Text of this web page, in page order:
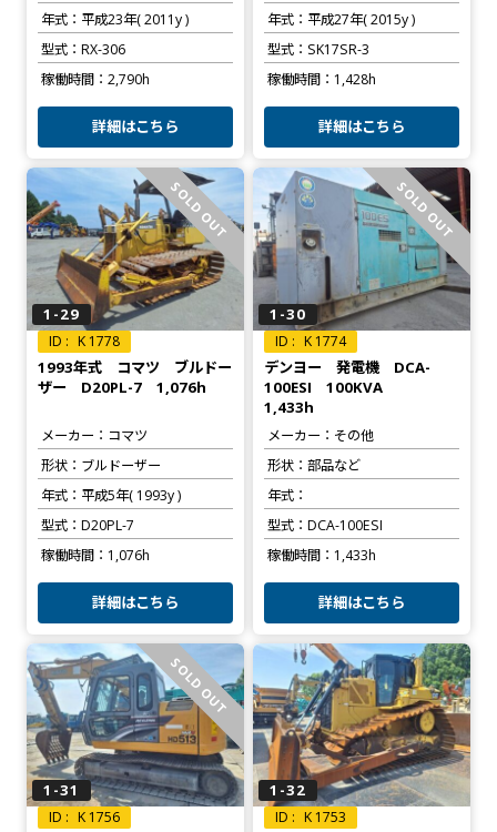
年式
平成23年( 2011y )
型式
RX-306
稼働時間
2,790h
詳細はこちら
年式
平成27年( 2015y )
型式
SK17SR-3
稼働時間
1,428h
詳細はこちら
SOLD OUT
1-29
K 1778
1993年式 コマツ ブルドー
ザー D20PL-7 1,076h
メーカー
コマツ
形状
ブルドーザー
年式
平成5年( 1993y )
型式
D20PL-7
稼働時間
1,076h
詳細はこちら
SOLD OUT
1-30
K 1774
デンヨー 発電機 DCA-
100ESI 100KVA
1,433h
メーカー
その他
形状
部品など
年式
型式
DCA-100ESI
稼働時間
1,433h
詳細はこちら
SOLD OUT
1-31
K 1756
1-32
K 1753